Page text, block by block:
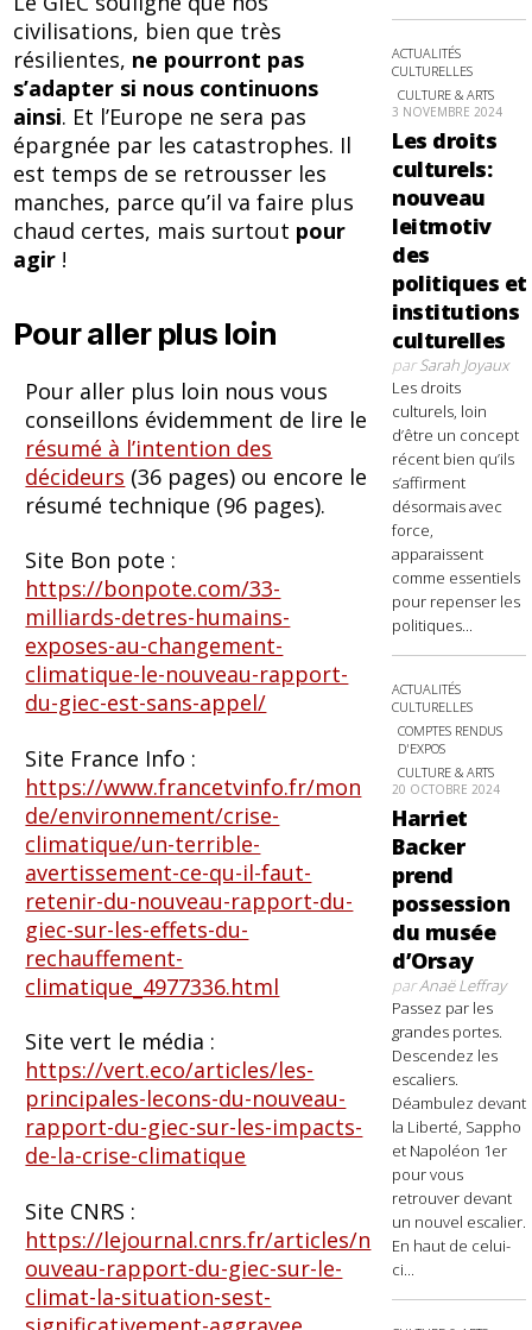
civilisations, bien que très
résilientes, ne pourront pas
s’adapter si nous continuons
ainsi. Et l’Europe ne sera pas
épargnée par les catastrophes. Il
est temps de se retrousser les
manches, parce qu’il va faire plus
chaud certes, mais surtout pour
agir !
Pour aller plus loin
Pour aller plus loin nous vous
conseillons évidemment de lire le
résumé à l’intention des
décideurs (36 pages) ou encore le
résumé technique (96 pages).
Site Bon pote :
https://bonpote.com/33-
milliards-detres-humains-
exposes-au-changement-
climatique-le-nouveau-rapport-
du-giec-est-sans-appel/
Site France Info :
https://www.francetvinfo.fr/mon
de/environnement/crise-
climatique/un-terrible-
avertissement-ce-qu-il-faut-
retenir-du-nouveau-rapport-du-
giec-sur-les-effets-du-
rechauffement-
climatique_4977336.html
Site vert le média :
https://vert.eco/articles/les-
principales-lecons-du-nouveau-
rapport-du-giec-sur-les-impacts-
de-la-crise-climatique
Site CNRS :
https://lejournal.cnrs.fr/articles/n
ouveau-rapport-du-giec-sur-le-
climat-la-situation-sest-
ACTUALITÉS
CULTURELLES
CULTURE & ARTS
3 NOVEMBRE 2024
Les droits
culturels:
nouveau
leitmotiv
des
politiques et
institutions
culturelles
parSarah Joyaux
Les droits
culturels, loin
d’être un concept
récent bien qu’ils
s’affirment
désormais avec
force,
apparaissent
comme essentiels
pour repenser les
politiques...
ACTUALITÉS
CULTURELLES
COMPTES RENDUS
D'EXPOS
CULTURE & ARTS
20 OCTOBRE 2024
Harriet
Backer
prend
possession
du musée
d’Orsay
parAnaë Leffray
Passez par les
grandes portes.
Descendez les
escaliers.
Déambulez devant
la Liberté, Sappho
et Napoléon 1er
pour vous
retrouver devant
un nouvel escalier.
En haut de celui-
ci...